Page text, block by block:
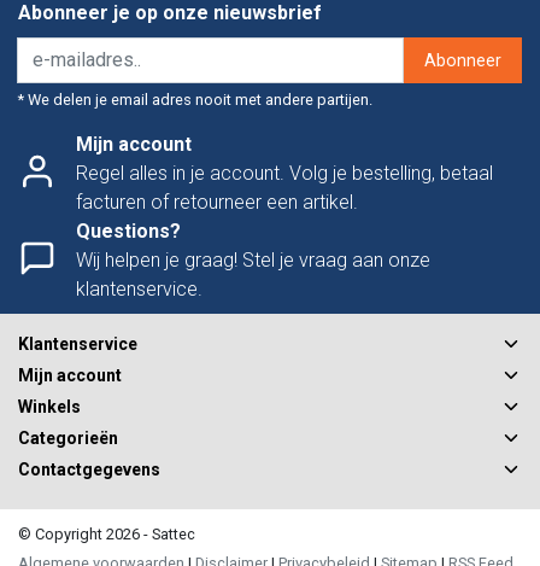
Abonneer je op onze nieuwsbrief
Abonneer
* We delen je email adres nooit met andere partijen.
Mijn account
Regel alles in je account. Volg je bestelling, betaal
facturen of retourneer een artikel.
Questions?
Wij helpen je graag! Stel je vraag aan onze
klantenservice.
Klantenservice
Mijn account
Winkels
Categorieën
Contactgegevens
© Copyright 2026 - Sattec